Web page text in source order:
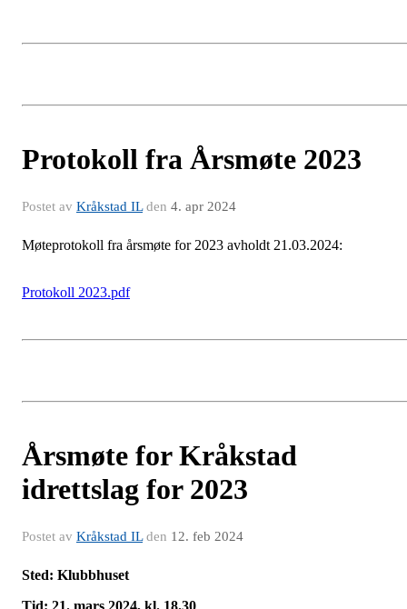
Protokoll fra Årsmøte 2023
Postet av Kråkstad ILden 4. apr 2024
Møteprotokoll fra årsmøte for 2023 avholdt 21.03.2024:
Protokoll 2023.pdf
Årsmøte for Kråkstad
idrettslag for 2023
Postet av Kråkstad ILden 12. feb 2024
Sted: Klubbhuset
Tid: 21. mars 2024, kl. 18.30